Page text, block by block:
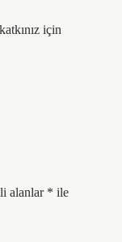
için
alanlar * ile